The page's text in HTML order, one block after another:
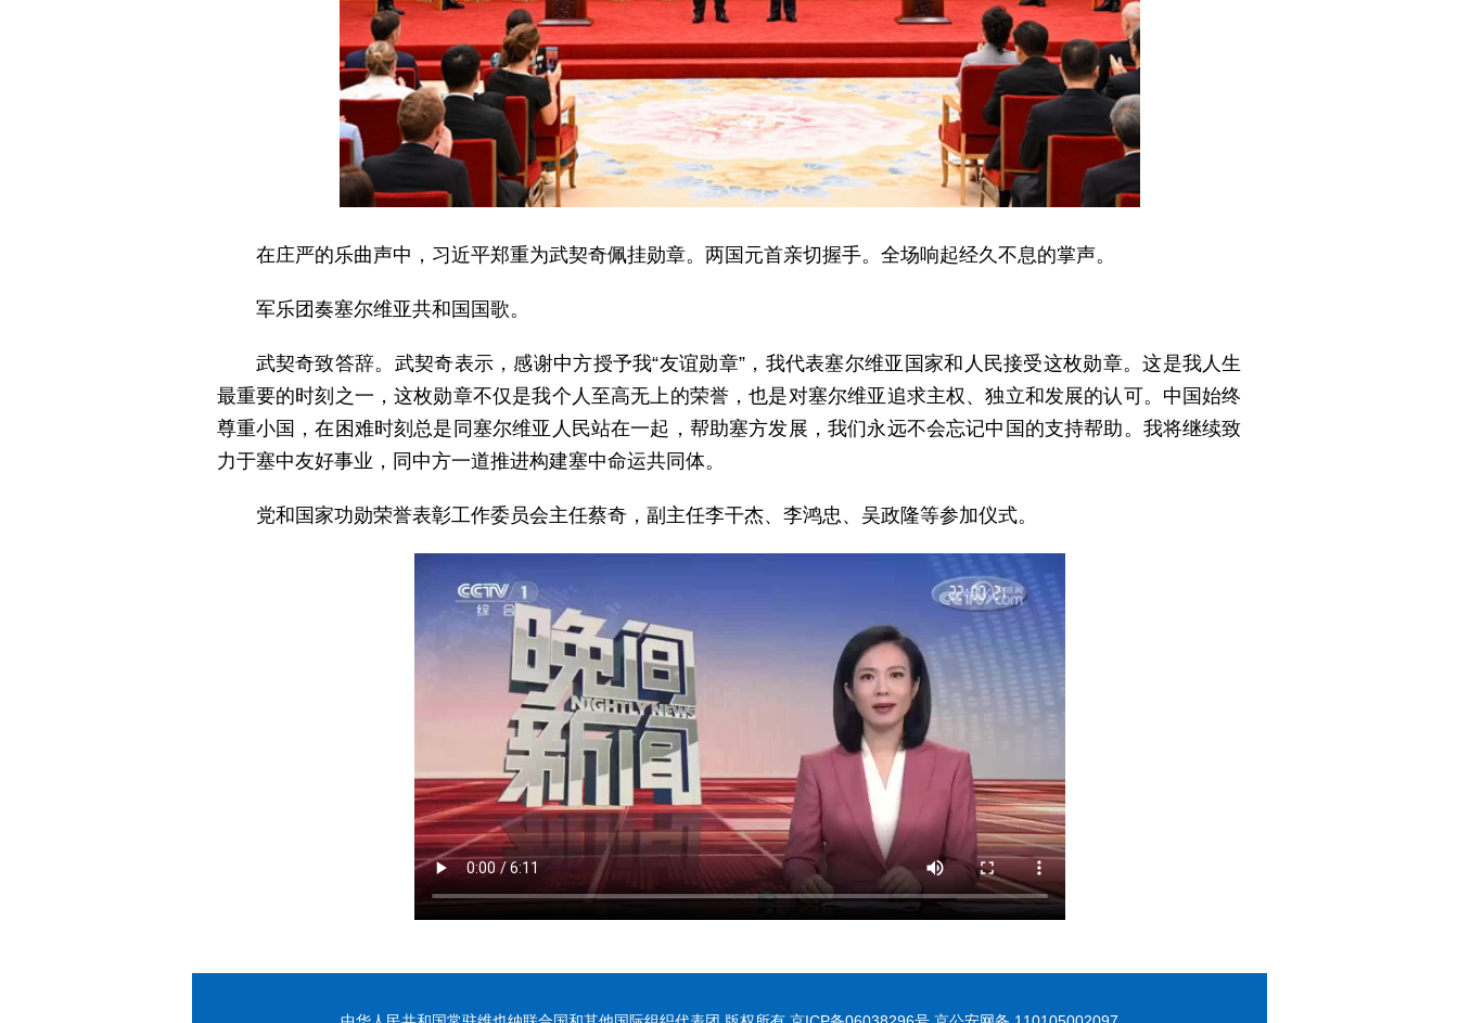
在庄严的乐曲声中，习近平郑重为武契奇佩挂勋章。两国元首亲切握手。全场响起经久不息的掌声。
军乐团奏塞尔维亚共和国国歌。
武契奇致答辞。武契奇表示，感谢中方授予我“友谊勋章”，我代表塞尔维亚国家和人民接受这枚勋章。这是我人生
最重要的时刻之一，这枚勋章不仅是我个人至高无上的荣誉，也是对塞尔维亚追求主权、独立和发展的认可。中国始终
尊重小国，在困难时刻总是同塞尔维亚人民站在一起，帮助塞方发展，我们永远不会忘记中国的支持帮助。我将继续致
力于塞中友好事业，同中方一道推进构建塞中命运共同体。
党和国家功勋荣誉表彰工作委员会主任蔡奇，副主任李干杰、李鸿忠、吴政隆等参加仪式。